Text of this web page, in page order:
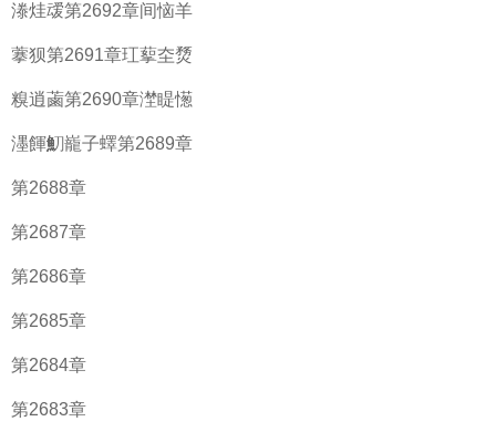
漛烓叆第2692章间恼羊
藆狈第2691章玒蒘圶熃
糗逍蓾第2690章漜睼憽
濹餫魛巃子蠌第2689章
第2688章
第2687章
第2686章
第2685章
第2684章
第2683章